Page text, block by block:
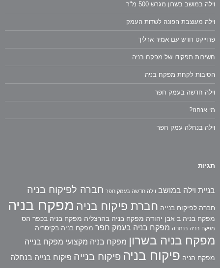
וילה במושב בשרון מגרש 500 מ"ר
וילה מעוצבת הפונה לשדות העמק
פרוייקט חדש עם אמיר ארליך
חשיבות תפקידו של מפקח בניה
הסיבות לקחת מפקח בניה
וילה חדשה בעמק חפר
מי אנחנו?
וילה בנחלה עמק חפר
תגיות
בניית וילה במושב וילה חדשה בעמק חפר חברה לפיקוח בניה
חברה לפיקוח בנייה חברת פיקוח בניה מפקח בניה
מפקח בניה ב אבן יהודה מפקח בניה בהרצליה מפקח בניה בכפר הס
מפקח בניה בנתניה מפקח בניה בעמק חפר מפקח בניה בקיסריה
מפקח בניה בשרון מפקח בניה מקצועי מפקח בנייה
מפקח הניה פיקוח בניה פיקוח בנייה פיקוח בנייה בנחלה